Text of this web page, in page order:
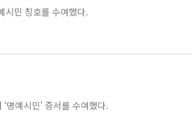
시민 칭호를 수여했다.
명예시민’ 증서를 수여했다.